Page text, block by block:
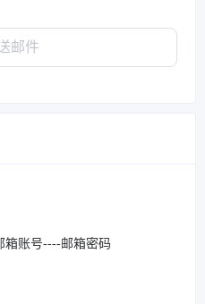
箱账号----邮箱密码